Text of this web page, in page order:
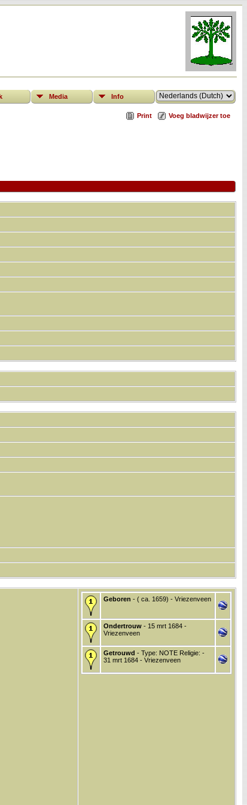
Media Info
Print Voeg bladwijzer toe
Geboren - ( ca. 1659) - Vriezenveen
Ondertrouw - 15 mrt 1684 -
Vriezenveen
Getrouwd - Type: NOTE Religie: -
31 mrt 1684 - Vriezenveen